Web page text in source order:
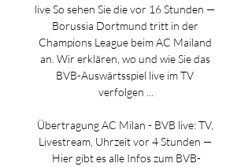
live So sehen Sie die vor 16 Stunden —
Borussia Dortmund tritt in der
Champions League beim AC Mailand
an. Wir erklären, wo und wie Sie das
BVB-Auswärtsspiel live im TV
verfolgen ...
Übertragung AC Milan - BVB live: TV,
Livestream, Uhrzeit vor 4 Stunden —
Hier gibt es alle Infos zum BVB-